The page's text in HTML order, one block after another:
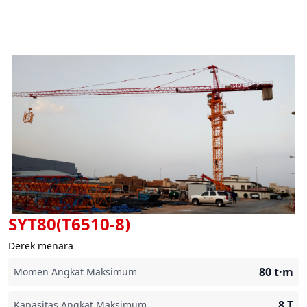
SYT80(T6510-8)
Derek menara
Momen Angkat Maksimum
80t·m